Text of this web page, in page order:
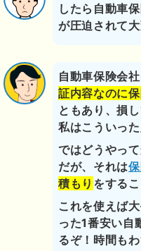
したら自動車
が圧迫されて大
自動車保険会
証内容なのに
ともあり、損
私はこういっ
ではどうやっ
だが、それは
積もり をするこ
これを使えば
った1番安い自
るぞ！時間も